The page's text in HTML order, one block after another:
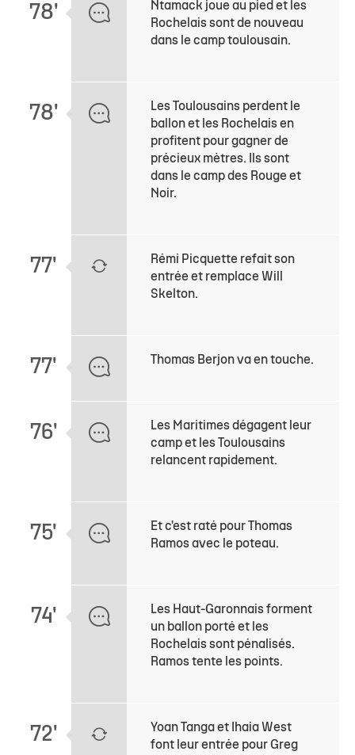
78'
Ntamack joue au pied et les
Rochelais sont de nouveau
dans le camp toulousain.
78'
Les Toulousains perdent le
ballon et les Rochelais en
profitent pour gagner de
précieux mètres. Ils sont
dans le camp des Rouge et
Noir.
77'
Rémi Picquette refait son
entrée et remplace Will
Skelton.
77' Thomas Berjon va en touche.
76'
Les Maritimes dégagent leur
camp et les Toulousains
relancent rapidement.
75'
Et c'est raté pour Thomas
Ramos avec le poteau.
74'
Les Haut-Garonnais forment
un ballon porté et les
Rochelais sont pénalisés.
Ramos tente les points.
72'
Yoan Tanga et Ihaia West
font leur entrée pour Greg